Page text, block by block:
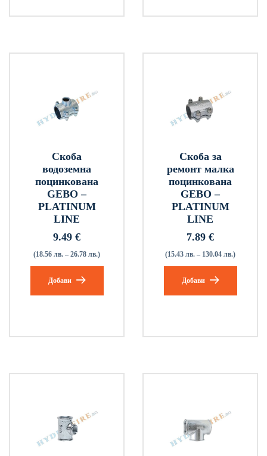
Скоба
водоземна
поцинкована
GEBO –
PLATINUM
LINE
9.49 €
(18.56 лв. – 26.78 лв.)
Добави
Скоба за
ремонт малка
поцинкована
GEBO –
PLATINUM
LINE
7.89 €
(15.43 лв. – 130.04 лв.)
Добави